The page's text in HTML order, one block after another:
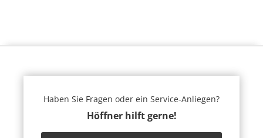
Haben Sie Fragen oder ein Service-Anliegen?
Höffner hilft gerne!